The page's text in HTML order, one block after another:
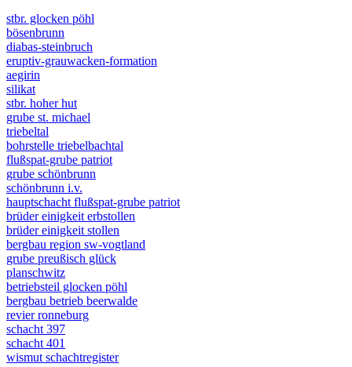
stbr. glocken pöhl
bösenbrunn
diabas-steinbruch
eruptiv-grauwacken-formation
aegirin
silikat
stbr. hoher hut
grube st. michael
triebeltal
bohrstelle triebelbachtal
flußspat-grube patriot
grube schönbrunn
schönbrunn i.v.
hauptschacht flußspat-grube patriot
brüder einigkeit erbstollen
brüder einigkeit stollen
bergbau region sw-vogtland
grube preußisch glück
planschwitz
betriebsteil glocken pöhl
bergbau betrieb beerwalde
revier ronneburg
schacht 397
schacht 401
wismut schachtregister